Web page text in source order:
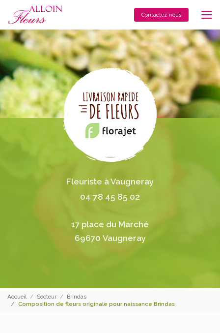
contenu
principal
Contactez-nous
Fleuriste à Vaugneray
04 78 45 85 02
17 place du Marché
69670 Vaugneray
Accueil Secteur
Brindas
Composition de fleurs originale pour naissance Brindas